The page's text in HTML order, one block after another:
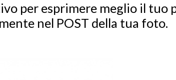
per esprimere meglio il tuo
nel POST della tua foto.